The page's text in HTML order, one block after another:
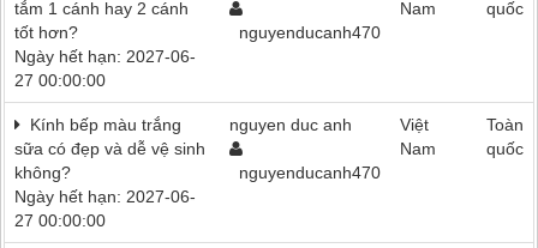
tắm 1 cánh hay 2 cánh
tốt hơn?
Ngày hết hạn: 2027-06-
27 00:00:00
nguyenducanh470
Nam
quốc
Kính bếp màu trắng
sữa có đẹp và dễ vệ sinh
không?
Ngày hết hạn: 2027-06-
27 00:00:00
nguyen duc anh
nguyenducanh470
Việt
Nam
Toàn
quốc